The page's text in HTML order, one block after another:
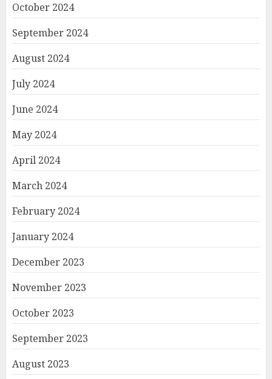
October 2024
September 2024
August 2024
July 2024
June 2024
May 2024
April 2024
March 2024
February 2024
January 2024
December 2023
November 2023
October 2023
September 2023
August 2023